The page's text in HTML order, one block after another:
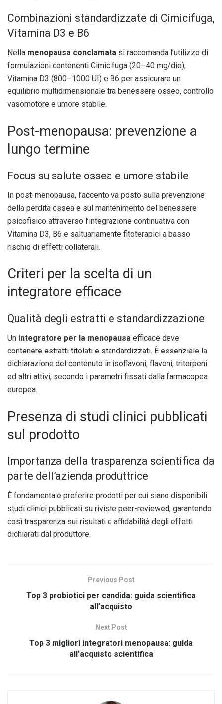
Combinazioni standardizzate di Cimicifuga,
Vitamina D3 e B6
Nella menopausa conclamata si raccomanda l’utilizzo di
formulazioni contenenti Cimicifuga (20–40 mg/die),
Vitamina D3 (800–1000 UI) e B6 per assicurare un
equilibrio multidimensionale tra benessere osseo, controllo
vasomotore e umore stabile.
Post-menopausa: prevenzione a
lungo termine
Focus su salute ossea e umore stabile
In post-menopausa, l’accento va posto sulla prevenzione
della perdita ossea e sul mantenimento del benessere
psicofisico attraverso l’integrazione continuativa con
Vitamina D3, B6 e saltuariamente fitoterapici a basso
rischio di effetti collaterali.
Criteri per la scelta di un
integratore efficace
Qualità degli estratti e standardizzazione
Un integratore per la menopausa efficace deve
contenere estratti titolati e standardizzati. È essenziale la
dichiarazione del contenuto in isoflavoni, flavoni, triterpeni
ed altri attivi, secondo i parametri fissati dalla farmacopea
europea.
Presenza di studi clinici pubblicati
sul prodotto
Importanza della trasparenza scientifica da
parte dell’azienda produttrice
È fondamentale preferire prodotti per cui siano disponibili
studi clinici pubblicati su riviste peer-reviewed, garantendo
così trasparenza sui risultati e affidabilità degli effetti
dichiarati dal produttore.
Previous Post
Top 3 probiotici per candida: guida scientifica
all’acquisto
Next Post
Top 3 migliori integratori menopausa: guida
all’acquisto scientifica